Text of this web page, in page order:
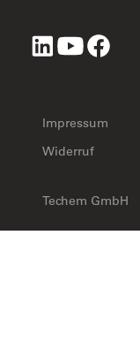
Impressum
Widerruf
Techem GmbH